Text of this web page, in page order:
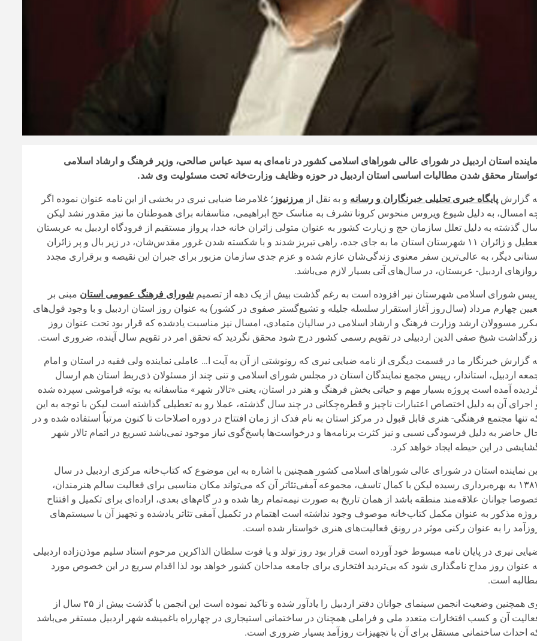
استان اردبیل در شورای عالی شوراهای اسلامی کشور در نامه‌ای به سید عباس صالحی، وزیر فرهنگ و ارشاد اسلامی
محقق شدن مطالبات اساسی استان اردبیل در حوزه وظایف وزارت‌خانه تحت مسئولیت وی شد.
گزارش پایگاه خبری تحلیلی خبرنگاران و رسانه و به نقل از مرزنیوز ؛ غلامرضا ضیایی نیری در بخشی از این نامه عنوان نموده اگر
امسال، به دلیل شیوع ویروس منحوس کرونا تشرف به مناسک حج ابراهیمی، متاسفانه برای هموطنان ما نیز مقدور نشد لیکن
گذشته به دلیل تعلل سازمان حج و زیارت کشور به عنوان متولی زائران خانه خدا، پرواز مستقیم از فرودگاه اردبیل به عربستان
تعطیل و زائران ۱۱ شهرستان استان ما به جای جده، راهی تبریز شدند و با شکسته شدن غرور مقدس‌شان، در زیر بال و پر زائران
دیگر، به عالی‌ترین سفر معنوی زندگی‌شان عازم شده و عزم جدی سازمان مزبور برای جبران این نقیصه و برقراری مجدد
اردبیل- عربستان، در سال‌های آتی بسیار لازم می‌باشد.
شورای اسلامی شهرستان نیر افزوده است به رغم گذشت بیش از یک دهه از تصمیم شورای فرهنگ عمومی استان مبنی بر
چهارم مرداد (سال‌روز آغاز استقرار سلسله جلیله و تشیع‌گستر صفوی در کشور) به عنوان روز استان اردبیل و با وجود قول‌های
مسوولان ارشد وزارت‌ فرهنگ و ارشاد اسلامی در سالیان متمادی، امسال نیز مناسبت یادشده که قرار بود تحت عنوان روز
شیخ صفی الدین اردبیلی در تقویم رسمی کشور درج شود محقق نگردید که تحقق امر در تقویم سال آینده، ضروری است.
گزارش خبرنگار ما در قسمت دیگری از نامه ضیایی نیری که رونوشتی از آن به آیت ا… عاملی نماینده ولی فقیه در استان و امام
اردبیل، استاندار، رییس مجمع نمایندگان استان در مجلس شورای اسلامی و تنی چند از مسئولان ذی‌ربط استان هم ارسال
آمده است پروژه بسیار مهم و حیاتی بخش فرهنگ و هنر در استان، یعنی «تالار شهر» متاسفانه به بوته فراموشی سپرده شده
اجرای آن به دلیل اختصاص اعتبارات ناچیز و قطره‌چکانی در چند سال گذشته، عملا رو به تعطیلی گذاشته است لیکن با توجه به این
تنها مجتمع فرهنگی- هنری قابل قبول در مرکز استان به نام فدک از زمان افتتاح در دوره اصلاحات تا کنون مرتباً استفاده شده و در
حاضر به دلیل فرسودگی نسبی و نیز کثرت برنامه‌ها و درخواست‌ها پاسخ‌گوی نیاز موجود نمی‌باشد تسریع در اتمام تالار شهر
در این حیطه ایجاد خواهد کرد.
نماینده استان در شورای عالی شوراهای اسلامی کشور همچنین با اشاره به این موضوع که کتاب‌خانه مرکزی اردبیل در سال
۱۳۸۷ به بهره‌برداری رسیده لیکن با کمال تاسف، مجموعه آمفی‌تئاتر آن که می‌تواند مکان مناسبی برای فعالیت سالم هنرمندان،
جوانان علاقه‌مند منطقه باشد از همان تاریخ به صورت نیمه‌تمام رها شده و در گام‌های بعدی، اراده‌ای برای تکمیل و افتتاح
مذکور به عنوان مکمل کتاب‌خانه موصوف وجود نداشته است اهتمام در تکمیل آمفی تئاتر یادشده و تجهیز آن با سیستم‌های
را به عنوان رکنی موثر در رونق فعالیت‌های هنری خواستار شده است.
نیری در پایان نامه مبسوط خود آورده است قرار بود روز تولد و یا فوت سلطان الذاکرین مرحوم استاد سلیم موذن‌زاده اردبیلی
عنوان روز مداح نامگذاری شود که بی‌تردید افتخاری برای جامعه مداحان کشور خواهد بود لذا اقدام سریع در این خصوص مورد
است.
وی همچنین وضعیت انجمن سینمای جوانان دفتر اردبیل را یادآور شده و تاکید نموده است این انجمن با گذشت بیش از ۳۵ سال از
آن و کسب افتخارات متعدد ملی و فراملی همچنان در ساختمانی استیجاری در چهارراه باغمیشه شهر اردبیل مستقر می‌باشد
احداث ساختمانی مستقل برای آن با تجهیزات روزآمد بسیار ضروری است.